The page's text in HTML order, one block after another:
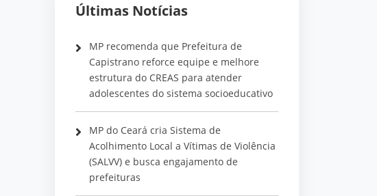
Últimas Notícias
MP recomenda que Prefeitura de
Capistrano reforce equipe e melhore
estrutura do CREAS para atender
adolescentes do sistema socioeducativo
MP do Ceará cria Sistema de
Acolhimento Local a Vítimas de Violência
(SALVV) e busca engajamento de
prefeituras